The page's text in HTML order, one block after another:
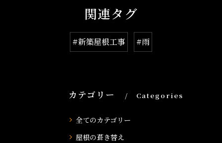
関連タグ
#新築屋根工事 #雨
カテゴリー Categories
全てのカテゴリー
屋根の葺き替え